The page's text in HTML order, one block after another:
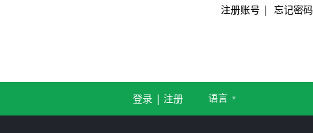
注册账号 | 忘记密码
语言
登录 | 注册